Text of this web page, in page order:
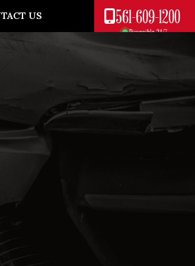
US 561-609-1200
Disponible 24/7